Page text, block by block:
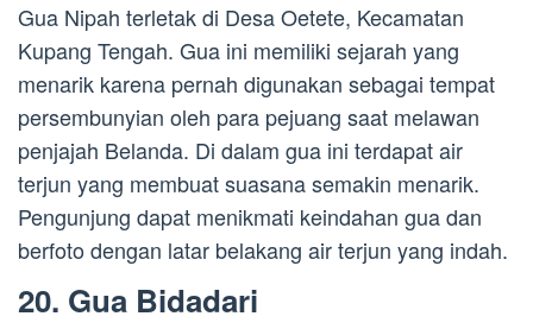
Gua Nipah terletak di Desa Oetete, Kecamatan
Kupang Tengah. Gua ini memiliki sejarah yang
menarik karena pernah digunakan sebagai tempat
persembunyian oleh para pejuang saat melawan
penjajah Belanda. Di dalam gua ini terdapat air
terjun yang membuat suasana semakin menarik.
Pengunjung dapat menikmati keindahan gua dan
berfoto dengan latar belakang air terjun yang indah.
20. Gua Bidadari